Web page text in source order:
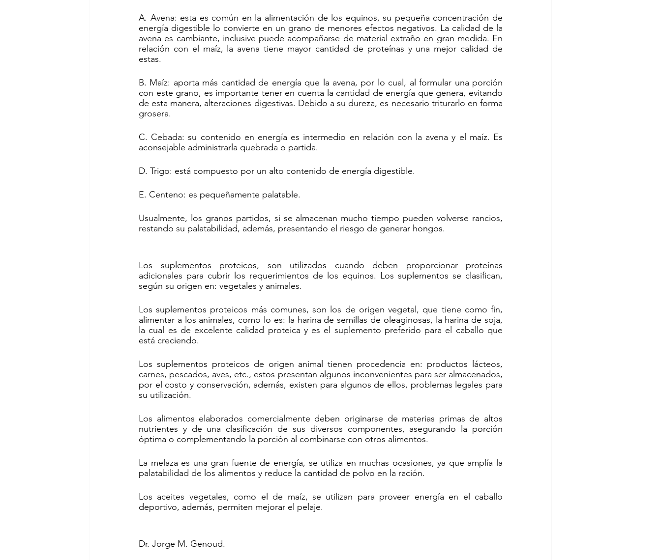
A. Avena: esta es común en la alimentación de los equinos, su pequeña concentración de
energía digestible lo convierte en un grano de menores efectos negativos. La calidad de la
avena es cambiante, inclusive puede acompañarse de material extraño en gran medida. En
relación con el maíz, la avena tiene mayor cantidad de proteínas y una mejor calidad de
estas.
B. Maíz: aporta más cantidad de energía que la avena, por lo cual, al formular una porción
con este grano, es importante tener en cuenta la cantidad de energía que genera, evitando
de esta manera, alteraciones digestivas. Debido a su dureza, es necesario triturarlo en forma
grosera.
C. Cebada: su contenido en energía es intermedio en relación con la avena y el maíz. Es
aconsejable administrarla quebrada o partida.
D. Trigo: está compuesto por un alto contenido de energía digestible.
E. Centeno: es pequeñamente palatable.
Usualmente, los granos partidos, si se almacenan mucho tiempo pueden volverse rancios,
restando su palatabilidad, además, presentando el riesgo de generar hongos.
Los suplementos proteicos, son utilizados cuando deben proporcionar proteínas
adicionales para cubrir los requerimientos de los equinos. Los suplementos se clasifican,
según su origen en: vegetales y animales.
Los suplementos proteicos más comunes, son los de origen vegetal, que tiene como fin,
alimentar a los animales, como lo es: la harina de semillas de oleaginosas, la harina de soja,
la cual es de excelente calidad proteica y es el suplemento preferido para el caballo que
está creciendo.
Los suplementos proteicos de origen animal tienen procedencia en: productos lácteos,
carnes, pescados, aves, etc., estos presentan algunos inconvenientes para ser almacenados,
por el costo y conservación, además, existen para algunos de ellos, problemas legales para
su utilización.
Los alimentos elaborados comercialmente deben originarse de materias primas de altos
nutrientes y de una clasificación de sus diversos componentes, asegurando la porción
óptima o complementando la porción al combinarse con otros alimentos.
La melaza es una gran fuente de energía, se utiliza en muchas ocasiones, ya que amplía la
palatabilidad de los alimentos y reduce la cantidad de polvo en la ración.
Los aceites vegetales, como el de maíz, se utilizan para proveer energía en el caballo
deportivo, además, permiten mejorar el pelaje.
Dr. Jorge M. Genoud.